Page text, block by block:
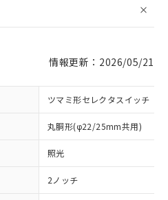
情報更新：2026/05/21
ツマミ形セレクタスイッチ
丸胴形(φ22/25mm共用)
照光
2ノッチ